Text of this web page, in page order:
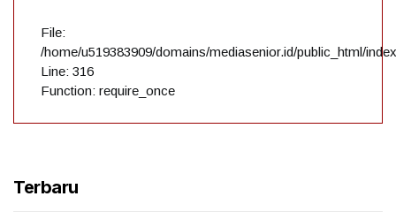
File:
/home/u519383909/domains/mediasenior.id/public_html/
Line: 316
Function: require_once
Terbaru